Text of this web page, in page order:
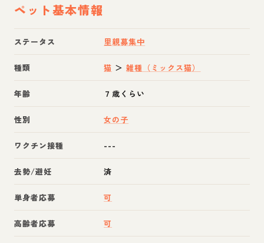
ペット基本情報
ステータス 里親募集中
種類 猫 ＞雑種（ミックス猫）
年齢 ７歳くらい
性別 女の子
ワクチン接種 ---
去勢/避妊 済
単身者応募 可
高齢者応募 可